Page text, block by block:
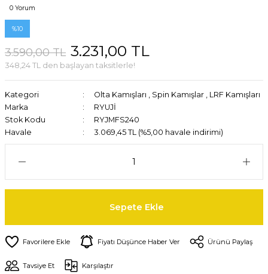
0 Yorum
%10
3.590,00 TL 3.231,00 TL
348,24 TL den başlayan taksitlerle!
Kategori Olta Kamışları , Spin Kamışlar , LRF Kamışları
Marka
RYUJİ
Stok Kodu
RYJMFS240
Havale
3.069,45 TL (%5,00 havale indirimi)
Sepete Ekle
Fiyatı Düşünce Haber Ver Ürünü Paylaş
Tavsiye Et Karşılaştır